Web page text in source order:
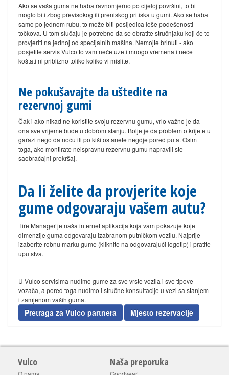
Ako se vaša guma ne haba ravnomjerno po cijeloj površini, to bi
moglo biti zbog previsokog ili preniskog pritiska u gumi. Ako se haba
samo po jednom rubu, to može biti posljedica loše podešenosti
točkova. U tom slučaju je potrebno da se obratite stručnjaku koji će to
provjeriti na jednoj od specijalnih mašina. Nemojte brinuti - ako
posjetite servis Vulco to vam neće uzeti mnogo vremena i neće
koštati ni približno toliko koliko vi mislite.
Ne pokušavajte da uštedite na
rezervnoj gumi
Čak i ako nikad ne koristite svoju rezervnu gumu, vrlo važno je da
ona sve vrijeme bude u dobrom stanju. Bolje je da problem otkrijete u
garaži nego da noću ili po kiši ostanete negdje pored puta. Osim
toga, ako montirate neispravnu rezervnu gumu napravili ste
saobraćajni prekršaj.
Da li želite da provjerite koje
gume odgovaraju vašem autu?
Tire Manager je naša internet aplikacija koja vam pokazuje koje
dimenzije guma odgovaraju izabranom putničkom vozilu. Najprije
izaberite robnu marku gume (kliknite na odgovarajući logotip) i pratite
uputstva.
U Vulco servisima nudimo gume za sve vrste vozila i sve tipove
vozača, a pored toga nudimo i stručne konsultacije u vezi sa stanjem
i zamjenom vaših guma.
Pretraga za Vulco partnera Mjesto rezervacije
Vulco Naša preporuka